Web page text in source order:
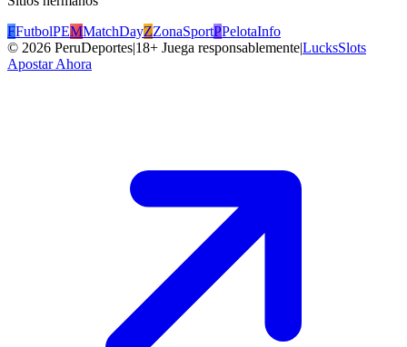
FFutbolPEMMatchDayZZonaSportPPelotaInfo
© 2026 PeruDeportes|18+ Juega responsablemente|LucksSlots
Apostar Ahora